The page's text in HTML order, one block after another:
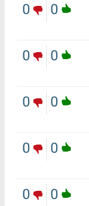
0
0
0
0
0
0
0
0
0
0